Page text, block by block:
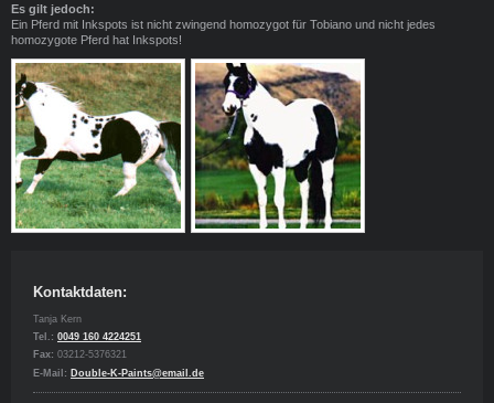
Es gilt jedoch:
Ein Pferd mit Inkspots ist nicht zwingend homozygot für Tobiano und nicht jedes
homozygote Pferd hat Inkspots!
Kontaktdaten:
Tanja Kern
Tel.: 0049 160 4224251
Fax: 03212-5376321
E-Mail: Double-K-Paints@email.de